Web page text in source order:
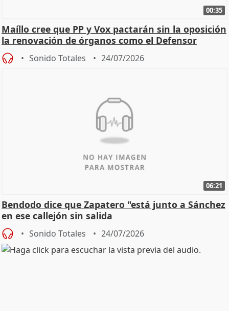
00:35
Maíllo cree que PP y Vox pactarán sin la oposición
la renovación de órganos como el Defensor
Sonido Totales 24/07/2026
06:21
Bendodo dice que Zapatero "está junto a Sánchez
en ese callejón sin salida
Sonido Totales 24/07/2026